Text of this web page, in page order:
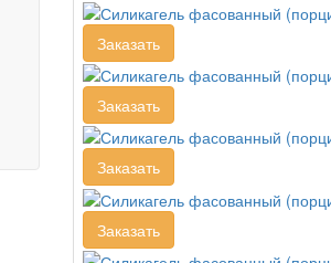
Заказать
Заказать
Заказать
Заказать